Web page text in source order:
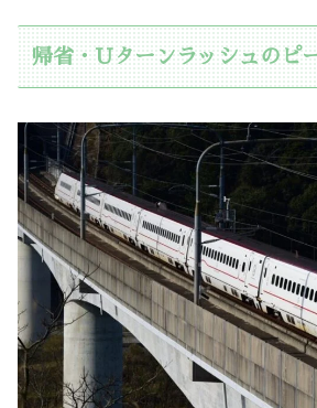
帰省・Uターンラッシュのピ